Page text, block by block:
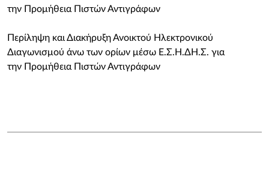
την Προμήθεια Πιστών Αντιγράφων
Περίληψη και Διακήρυξη Ανοικτού Ηλεκτρονικού
Διαγωνισμού άνω των ορίων μέσω Ε.Σ.Η.ΔΗ.Σ. για
την Προμήθεια Πιστών Αντιγράφων